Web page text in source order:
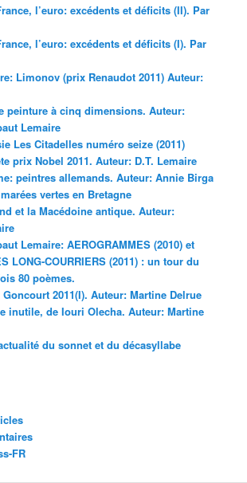
l’euro: excédents et déficits (II). Par
l’euro: excédents et déficits (I). Par
Limonov (prix Renaudot 2011) Auteur:
peinture à cinq dimensions. Auteur:
Lemaire
Les Citadelles numéro seize (2011)
prix Nobel 2011. Auteur: D.T. Lemaire
peintres allemands. Auteur: Annie Birga
vertes en Bretagne
et la Macédoine antique. Auteur:
Lemaire: AEROGRAMMES (2010) et
LONG-COURRIERS (2011) : un tour du
80 poèmes.
2011(I). Auteur: Martine Delrue
inutile, de Iouri Olecha. Auteur: Martine
du sonnet et du décasyllabe
FR